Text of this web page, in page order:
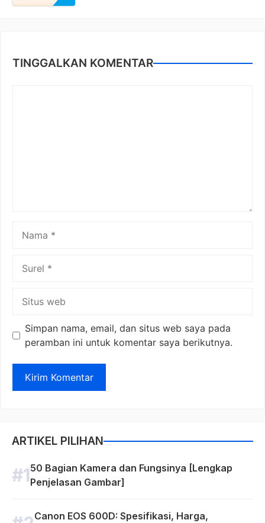
TINGGALKAN KOMENTAR
web
Simpan nama, email, dan situs web saya pada
peramban ini untuk komentar saya berikutnya.
ARTIKEL PILIHAN
50 Bagian Kamera dan Fungsinya [Lengkap
Penjelasan Gambar]
Canon EOS 600D: Spesifikasi, Harga,